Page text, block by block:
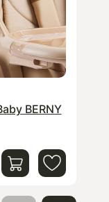
BERNY